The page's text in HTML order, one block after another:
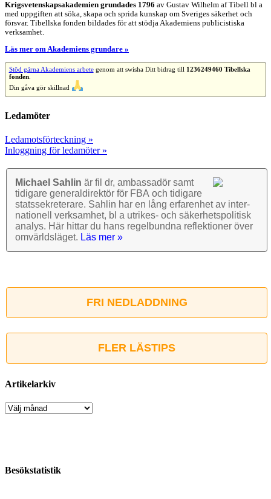
Krigsvetenskap­sakademien grundades 1796 av Gustav Wilhelm af Tibell bl a
med uppgiften att söka, skapa och sprida kunskap om Sveriges säkerhet och
försvar. Tibellska fonden bildades för att stödja Akademiens publicistiska
verksamhet.
Läs mer om Akademiens grundare »
Stöd gärna Akademiens arbetegenom att swisha Ditt bidrag till 1236249460 Tibellska
fonden.
Din gåva gör skillnad
Ledamöter
Ledamotsförteckning »
Inloggning för ledamöter »
Michael Sahlin är fil dr, ambassadör samt
tidigare general­direktör för FBA och tidigare
stats­sekre­terare. Sahlin har en lång erfarenhet av inter­
nationell verk­samhet, bl a utrikes- och säkerhets­politisk
analys. Här hittar du hans regel­bundna reflek­tioner över
omvärlds­läget. Läs mer »
FRI NEDLADDNING
FLER LÄSTIPS
Artikelarkiv
Artikelarkiv
Besökstatistik